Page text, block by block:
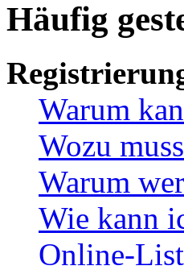
Häufig
Warum
Wozu
Warum
Wie kann
Online-